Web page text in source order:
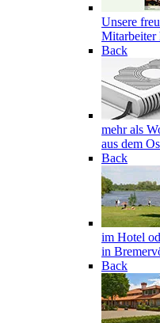
Unsere
Mitarbeiter
Back
mehr als
aus dem
Back
im Hotel
in
Back